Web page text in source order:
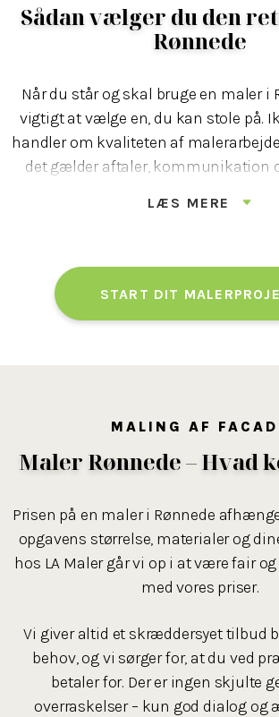
Sådan vælger du den
Rønnede
Når du står og skal bruge en maler i
vigtigt at vælge en, du kan stole på.
handler om kvaliteten af
det gælder aftaler, kommunikation
Hos LA Maler gør vi en dyd ud af at
opbygget tillid til vores kunder på
billeder. Du er også altid velkommen til
snak – så mærker du hurtigt, om
hos LA Maler.
LÆS MERE
START DIT
MALING AF
Maler Rønnede – Hvad
Prisen på en maler i Rønnede
opgavens størrelse, materialer og
hos LA Maler går vi op i at være fair
med vores priser.
Vi giver altid et skræddersyet tilbud
behov, og vi sørger for, at du ved
betaler for. Der er ingen skjulte
overraskelser – kun god dialog og